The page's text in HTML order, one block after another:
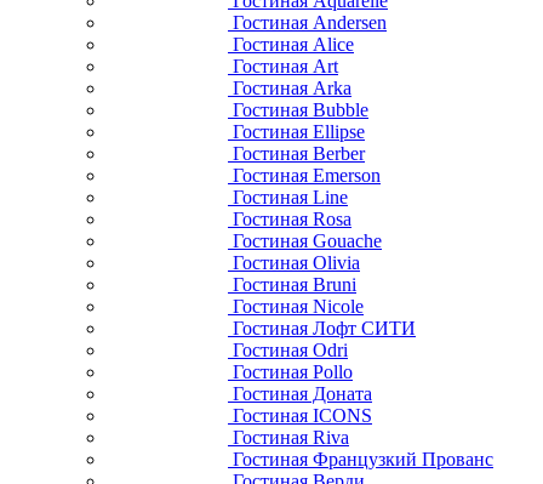
Гостиная Andersen
Гостиная Alice
Гостиная Art
Гостиная Arka
Гостиная Bubble
Гостиная Ellipse
Гостиная Berber
Гостиная Emerson
Гостиная Line
Гостиная Rosa
Гостиная Gouache
Гостиная Olivia
Гостиная Bruni
Гостиная Nicole
Гостиная Лофт СИТИ
Гостиная Odri
Гостиная Pollo
Гостиная Доната
Гостиная ICONS
Гостиная Riva
Гостиная Французкий Прованс